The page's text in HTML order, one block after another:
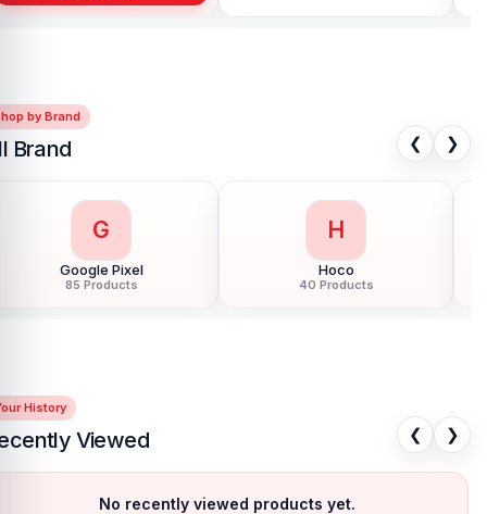
by Brand
Brand ❮ ❯
G
Google Pixel
85 Products
H
Hoco
40 Products
History
Viewed ❮ ❯
No recently viewed products yet.